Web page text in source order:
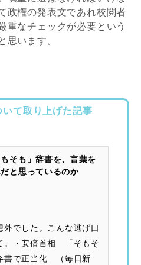
政権の発表文であれ校閲者
重なチェックが必要という
思います。
て取り上げた記事
もそも」辞書を、言葉を
と思っているのか
でした。こんな逃げ口
。・安倍首相 「そもそ
書で正当化 （毎日新